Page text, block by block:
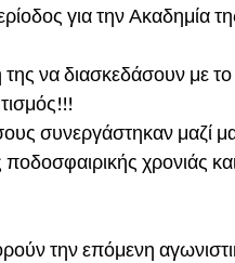
για την Ακαδημία
να διασκεδάσουν με το
συνεργάστηκαν μαζί
χρονιάς
την επόμενη